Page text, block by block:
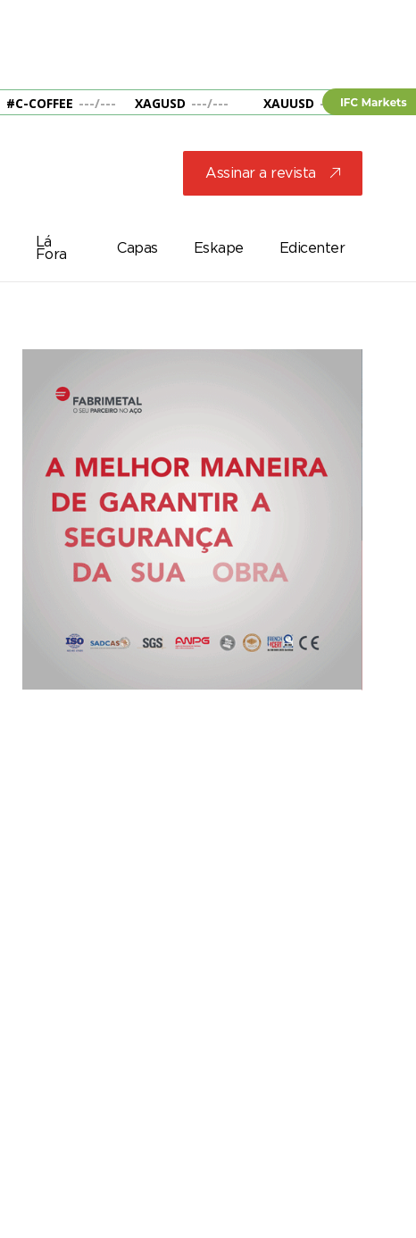
#C-COFFEE ---/--- XAGUSD ---/--- XAUUSD --- ---
Assinar a revista j
Lá
Fora
Capas Eskape Edicenter